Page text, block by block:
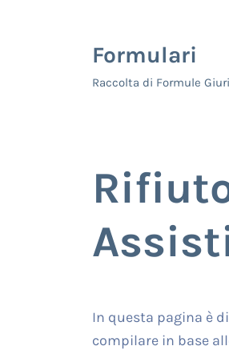
Formulari
Raccolta di Formule
In questa pagina è
compilare in base